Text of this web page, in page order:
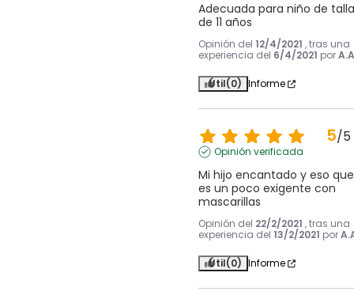
Adecuada para niño de talla
de 11 años
Opinión del 12/4/2021 , tras una
experiencia del 6/4/2021 por
Útil(0) Informe
5/5
Opinión verificada
Mi hijo encantado y eso que
es un poco exigente con
mascarillas
Opinión del 22/2/2021 , tras una
experiencia del 13/2/2021 por
Útil(0) Informe